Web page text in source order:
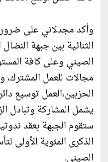
وأكد مجدلاني على
الثنائية بين جبهة
الصيني وعلى كافة
مجالات للعمل المشترك،
الحزبين،العمل توسيع
يشمل المشاركة وتبادل
ستقوم الجبهة بعقد
الذكرى المئوية
الصيني.